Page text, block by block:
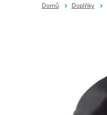
Domů Doplňky